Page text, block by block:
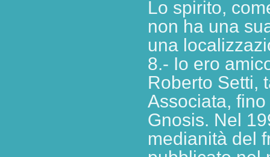
Lo spirito,
non ha una
una
8.- Io ero
Roberto Setti,
Associata,
Gnosis. Nel
medianità del